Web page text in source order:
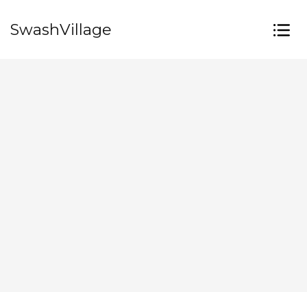
SwashVillage